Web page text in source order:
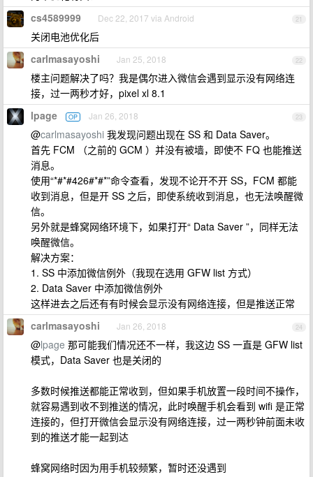
21
cs4589999 Dec 22, 2017 via Android
关闭电池优化后
22
carlmasayoshi Jan 25, 2018
楼主问题解决了吗？我是偶尔进入微信会遇到显示没有网络连
接，过一两秒才好，pixel xl 8.1
23
lpage OP Jan 26, 2018
@carlmasayoshi 我发现问题出现在 SS 和 Data Saver。
首先 FCM （之前的 GCM ）并没有被墙，即使不 FQ 也能推送
消息。
使用“*#*#426#*#*”命令查看，发现不论开不开 SS，FCM 都能
收到消息，但是开 SS 之后，即使系统收到消息，也无法唤醒微
信。
另外就是蜂窝网络环境下，如果打开“ Data Saver ”，同样无法
唤醒微信。
解决方案：
1. SS 中添加微信例外（我现在选用 GFW list 方式）
2. Data Saver 中添加微信例外
这样进去之后还有有时候会显示没有网络连接，但是推送正常
24
carlmasayoshi Jan 26, 2018
@lpage 那可能我们情况还不一样，我这边 SS 一直是 GFW list
模式，Data Saver 也是关闭的
多数时候推送都能正常收到，但如果手机放置一段时间不操作，
就容易遇到收不到推送的情况，此时唤醒手机会看到 wifi 是正常
连接的，但打开微信会显示没有网络连接，过一两秒钟前面未收
到的推送才能一起到达
蜂窝网络时因为用手机较频繁，暂时还没遇到